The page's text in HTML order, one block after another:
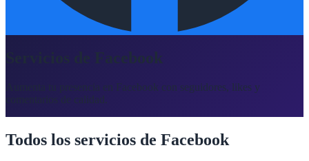
Servicios de Facebook
Aumenta tu presencia en Facebook con seguidores, likes y
comentarios de calidad.
Todos los servicios de Facebook